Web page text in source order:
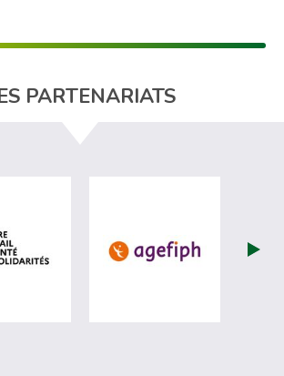
PARTENARIATS
visiter les site de Ministère du travail
visiter les